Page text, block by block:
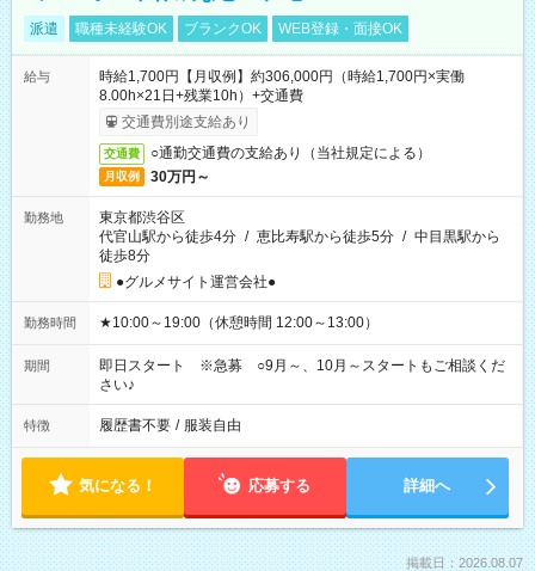
派遣 職種未経験OK ブランクOK WEB登録・面接OK
給与
時給1,700円【月収例】約306,000円（時給1,700円×実働
8.00h×21日+残業10h）+交通費
交通費別途支給あり
交通費 ○通勤交通費の支給あり（当社規定による）
月収例 30万円～
勤務地
東京都渋谷区
代官山駅から徒歩4分 / 恵比寿駅から徒歩5分 / 中目黒駅から
徒歩8分
●グルメサイト運営会社●
勤務時間 ★10:00～19:00（休憩時間 12:00～13:00）
期間
即日スタート ※急募 ○9月～、10月～スタートもご相談くだ
さい♪
特徴 履歴書不要 / 服装自由
気になる！ 応募する 詳細へ
掲載日：2026.08.07